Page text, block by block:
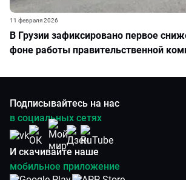
В Грузии зафиксировано первое
фоне работы правительственной
11 февраля 2026
Подписывайтесь на нас
в социальных сетях
И скачивайте наше
мобильное приложение